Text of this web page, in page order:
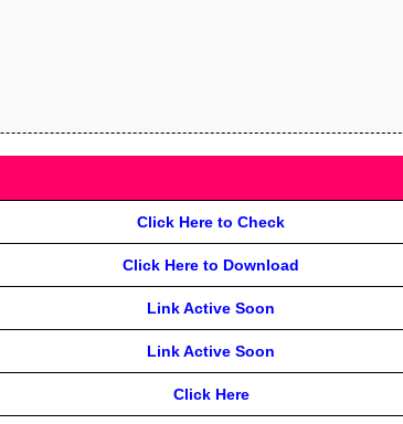
Click Here to Check
Click Here to Download
Link Active Soon
Link Active Soon
Click Here